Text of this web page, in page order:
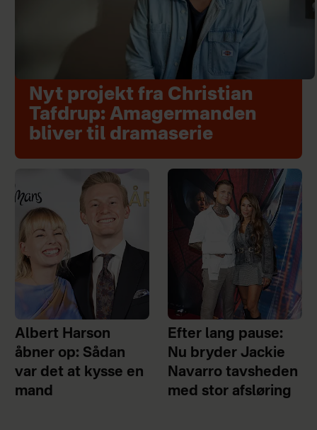
Nyt projekt fra Christian
Tafdrup: Amagermanden
bliver til dramaserie
Albert Harson
åbner op: Sådan
var det at kysse en
mand
Efter lang pause:
Nu bryder Jackie
Navarro tavsheden
med stor afsløring